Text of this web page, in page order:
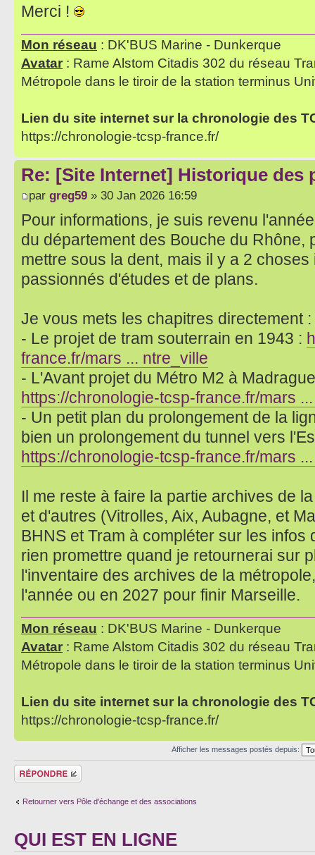
Merci !
Mon réseau : DK'BUS Marine - Dunkerque
Avatar : Rame Alstom Citadis 302 du réseau
Métropole dans le tiroir de la station terminus
Lien du site internet sur la chronologie des
https://chronologie-tcsp-france.fr/
Re: [Site Internet] Historique des
par greg59 » 30 Jan 2026 16:59
Pour informations, je suis revenu
du département des Bouche du Rhône,
mettre sous la dent, mais il y a 2
passionnés d'études et de plans.
Je vous mets les chapitres directement :
- Le projet de tram souterrain en 1943 :
france.fr/mars ... ntre_ville
- L'Avant projet du Métro M2 à
https://chronologie-tcsp-france.fr/mars
- Un petit plan du prolongement de la
bien un prolongement du tunnel vers
https://chronologie-tcsp-france.fr/mars
Il me reste à faire la partie archives de
et d'autres (Vitrolles, Aix, Aubagne, et
BHNS et Tram à compléter sur les
rien promettre quand je retournerai sur
l'inventaire des archives de la
l'année ou en 2027 pour finir Marseille.
Mon réseau : DK'BUS Marine - Dunkerque
Avatar : Rame Alstom Citadis 302 du réseau
Métropole dans le tiroir de la station terminus
Lien du site internet sur la chronologie des
https://chronologie-tcsp-france.fr/
Afficher les messages postés depuis:
Répondre
Retourner vers Pôle d'échange et des associations
QUI EST EN LIGNE